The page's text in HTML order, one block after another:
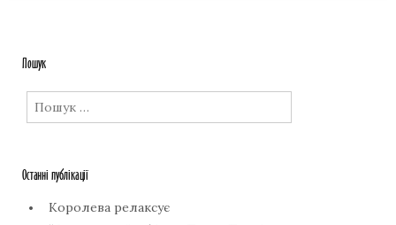
Пошук
Пошук:
Останні публікації
Королева релаксує